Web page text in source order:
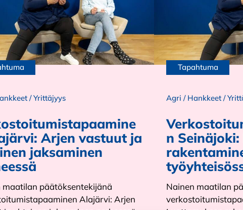
/Yrittäjyys
Arjen vastuut ja
jaksaminen
maatilan päätöksentekijänä
Alajärvi: Arjen
Tapahtuma
Agri / Hankkeet /
n
Nainen maatilan